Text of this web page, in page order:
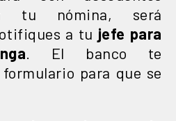
tu nómina, será
a tu jefe para
. El banco te
para que se